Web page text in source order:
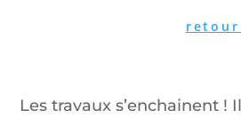
Les travaux s’enchainent !